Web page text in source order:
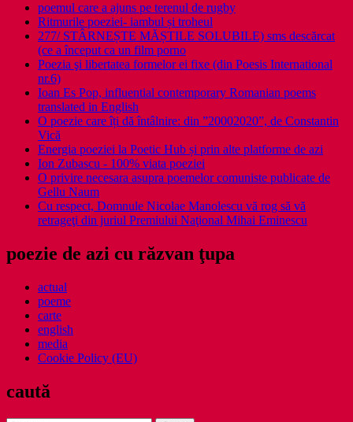
poemul care a ajuns pe terenul de rugby
Ritmurile poeziei- iambul și troheul
277/ STÂRNEȘTE MĂȘTILE SOLUBILE) sms descărcat
(ce a început ca un film porno
Poezia şi libertatea formelor ei fixe (din Poesis International
nr.6)
Ioan Es Pop, influential contemporary Romanian poems
translated in English
O poezie care îți dă întâlnire: din ”20002020”, de Constantin
Vică
Energia poeziei la Poetic Hub și prin alte platforme de azi
Ion Zubascu - 100% viata poeziei
O privire necesara asupra poemelor comuniste publicate de
Gellu Naum
Cu respect, Domnule Nicolae Manolescu vă rog să vă
retrageţi din juriul Premiului Naţional Mihai Eminescu
poezie de azi cu răzvan ţupa
actual
poeme
carte
english
media
Cookie Policy (EU)
caută